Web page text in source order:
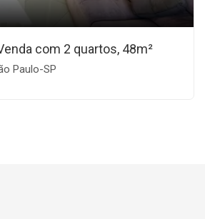
com 2 quartos, 48m²
Paulo-SP